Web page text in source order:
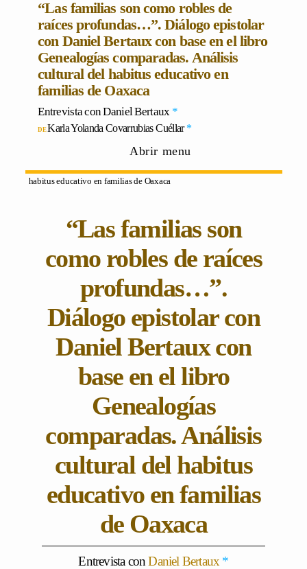
“Las familias son como robles de
raíces profundas…”. Diálogo epistolar
con Daniel Bertaux con base en el libro
Genealogías comparadas. Análisis
cultural del habitus educativo en
familias de Oaxaca
Entrevista conDaniel Bertaux *
Karla Yolanda Covarrubias Cuéllar *
Abrir menu
robles de raíces profundas…”. Diálogo epistolar con Daniel Bertaux
habitus educativo en familias de Oaxaca
“Las familias son
como robles de raíces
profundas…”.
Diálogo epistolar con
Daniel Bertaux con
base en el libro
Genealogías
comparadas. Análisis
cultural del habitus
educativo en familias
de Oaxaca
Entrevista conDaniel Bertaux *